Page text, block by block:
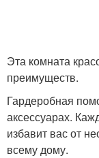
Эта комната
преимуществ.
Гардеробная
аксессуарах.
избавит вас от
всему дому.